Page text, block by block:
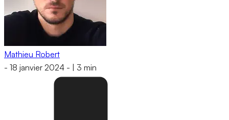
Mathieu Robert
- 18 janvier 2024 - 3 min